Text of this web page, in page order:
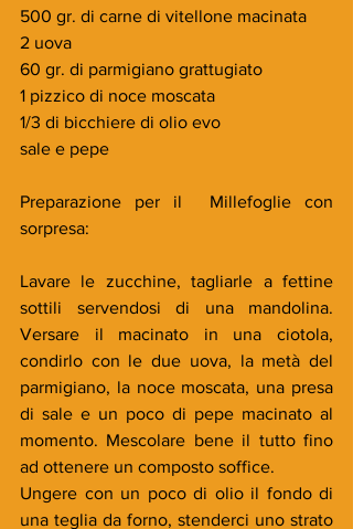
500 gr. di carne di vitellone macinata
2 uova
60 gr. di parmigiano grattugiato
1 pizzico di noce moscata
1/3 di bicchiere di olio evo
sale e pepe
Preparazione per il  Millefoglie con
sorpresa:
Lavare le zucchine, tagliarle a fettine
sottili servendosi di una mandolina.
Versare il macinato in una ciotola,
condirlo con le due uova, la metà del
parmigiano, la noce moscata, una presa
di sale e un poco di pepe macinato al
momento. Mescolare bene il tutto fino
ad ottenere un composto soffice.
Ungere con un poco di olio il fondo di
una teglia da forno, stenderci uno strato